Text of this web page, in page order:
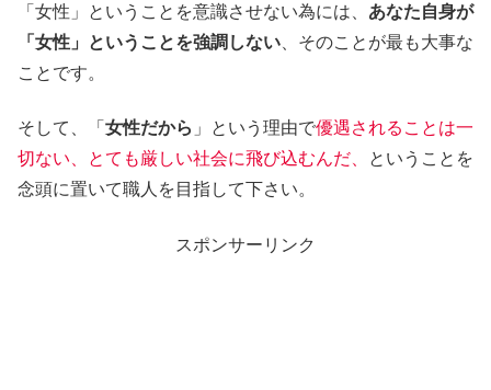
「女性」ということを意識させない為には、 あなた自身が
「女性」ということを強調しない 、そのことが最も大事な
ことです。
そして、「 女性だから 」という理由で優遇されることは一
切ない、とても厳しい社会に飛び込むんだ、
ということを
念頭に置いて職人を目指して下さい。
スポンサーリンク